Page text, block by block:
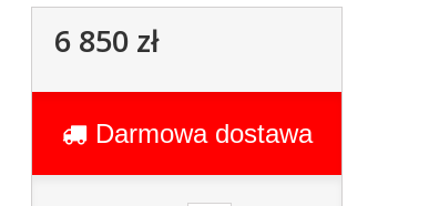
6 850 zł
Darmowa dostawa